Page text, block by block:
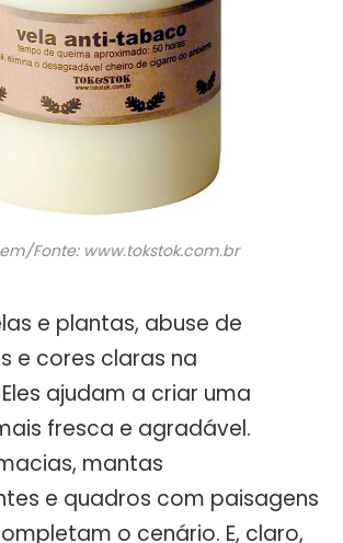
Fonte: www.tokstok.com.br
e plantas, abuse de
e cores claras na
ajudam a criar uma
fresca e agradável.
mantas
e quadros com paisagens
o cenário. E, claro,